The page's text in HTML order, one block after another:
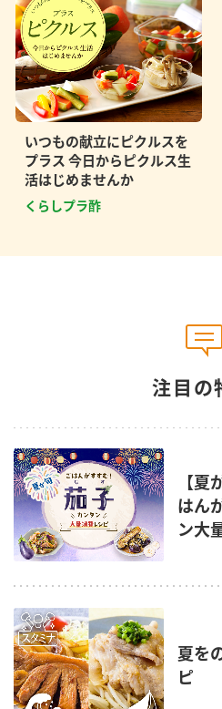
いつもの献立にピクルスを
プラス 今日からピクルス生
活はじめませんか
くらしプラ酢
注目の
【
はん
ン大
夏を
ピ